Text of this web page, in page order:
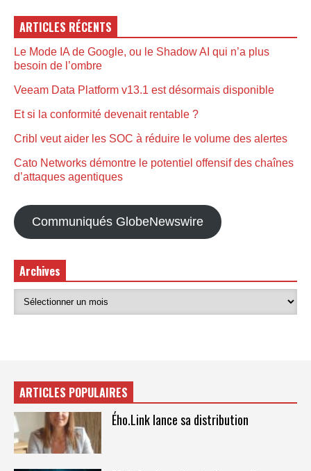
ARTICLES RÉCENTS
Le Mode IA de Google, ou le Shadow AI qui n’a plus
besoin de l’ombre
Veeam Data Platform v13.1 est désormais disponible
Et si la conformité devenait rentable ?
Cribl veut aider les SOC à réduire le volume des alertes
Cato Networks démontre le potentiel offensif des chaînes
d’attaques agentiques
Communiqués GlobeNewswire
Archives
ARTICLES POPULAIRES
Ého.Link lance sa distribution